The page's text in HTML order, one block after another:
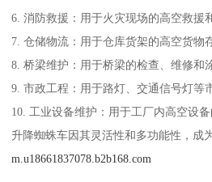
6. 消防救援：用于火灾现场的高空救援
7. 仓储物流：用于仓库货架的高空货物
8. 桥梁维护：用于桥梁的检查、维修和
9. 市政工程：用于路灯、交通信号灯等
10. 工业设备维护：用于工厂内高空设备
升降蜘蛛车因其灵活性和多功能性，成
m.u18661837078.b2b168.com